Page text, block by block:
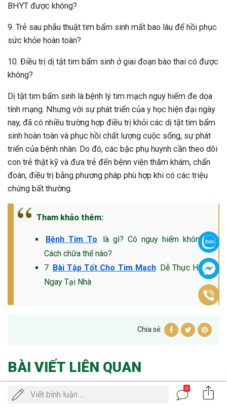
BHYT được không?
9. Trẻ sau phẫu thuật tim bẩm sinh mất bao lâu để hồi phục
sức khỏe hoàn toàn?
10. Điều trị dị tật tim bẩm sinh ở giai đoạn bào thai có được
không?
Dị tật tim bẩm sinh là bệnh lý tim mạch nguy hiểm đe dọa
tính mạng. Nhưng với sự phát triển của y học hiện đại ngày
nay, đã có nhiều trường hợp điều trị khỏi các dị tật tim bẩm
sinh hoàn toàn và phục hồi chất lượng cuộc sống, sự phát
triển của bệnh nhân. Do đó, các bậc phụ huynh cần theo dõi
con trẻ thật kỹ và đưa trẻ đến bệnn viện thăm khám, chẩn
đoán, điều trị bằng phương pháp phù hợp khi có các triệu
chứng bất thường.
Tham khảo thêm:
Bệnh Tim To
là gì? Có nguy hiểm không?
Cách chữa thế nào?
7 Bài Tập Tốt Cho Tim Mạch Dễ Thực Hiện
Ngay Tại Nhà
Chia sẻ:
BÀI VIẾT LIÊN QUAN
Viết bình luận ...
0
Gọi
ĐẶT LỊCH KHÁM